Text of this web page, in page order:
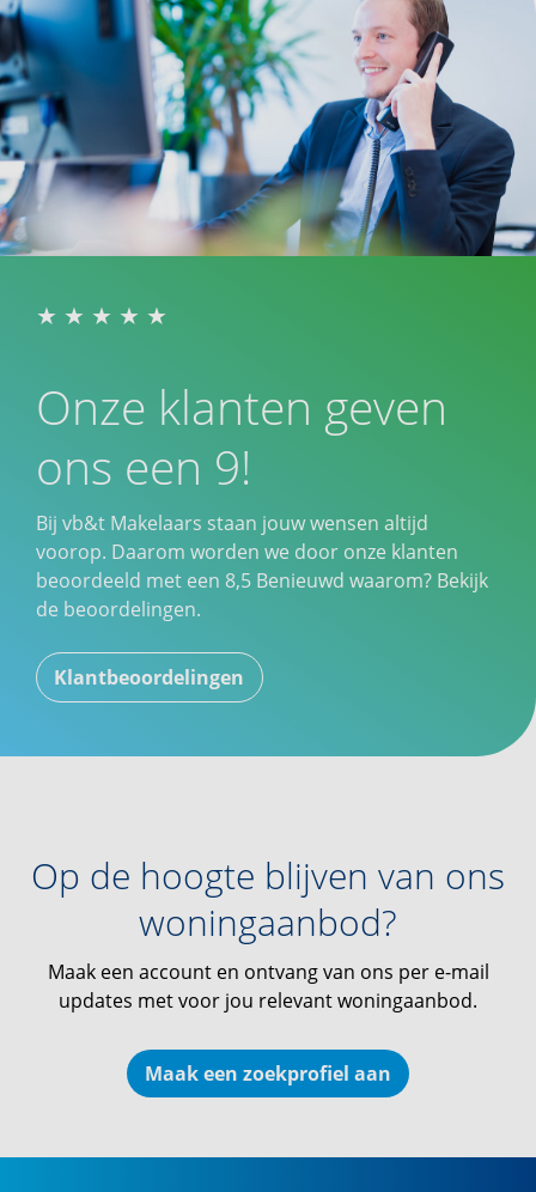
Onze klanten geven
ons een 9!
Bij vb&t Makelaars staan jouw wensen altijd
voorop. Daarom worden we door onze klanten
beoordeeld met een 8,5 Benieuwd waarom? Bekijk
de beoordelingen.
Klantbeoordelingen
Op de hoogte blijven van ons
woningaanbod?
Maak een account en ontvang van ons per e-mail
updates met voor jou relevant woningaanbod.
Maak een zoekprofiel aan